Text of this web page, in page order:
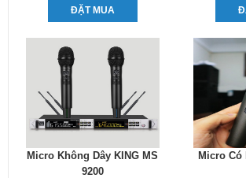
ĐẶT MUA
Micro Không Dây KING MS
9200
Micro Có